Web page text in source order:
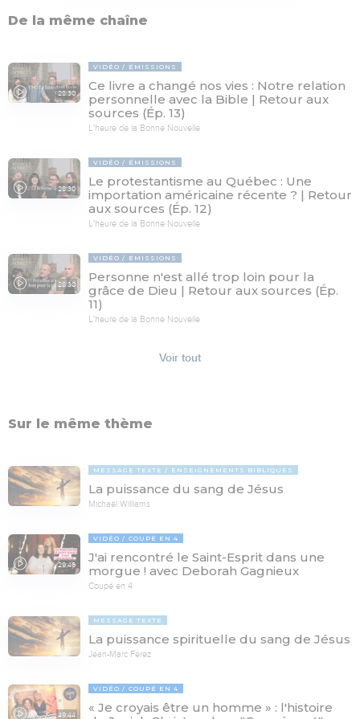
De la même chaîne
28:30
VIDÉO ÉMISSIONS
Ce livre a changé nos vies : Notre relation
personnelle avec la Bible | Retour aux
sources (Ép. 13)
L'heure de la Bonne Nouvelle
28:30
VIDÉO ÉMISSIONS
Le protestantisme au Québec : Une
importation américaine récente ? | Retour
aux sources (Ép. 12)
L'heure de la Bonne Nouvelle
28:30
VIDÉO ÉMISSIONS
Personne n'est allé trop loin pour la
grâce de Dieu | Retour aux sources (Ép.
11)
L'heure de la Bonne Nouvelle
Voir tout
Sur le même thème
MESSAGE TEXTE ENSEIGNEMENTS BIBLIQUES
La puissance du sang de Jésus
Michaël Williams
29:46
VIDÉO COUPÉ EN 4
J'ai rencontré le Saint-Esprit dans une
morgue ! avec Deborah Gagnieux
Coupé en 4
MESSAGE TEXTE
La puissance spirituelle du sang de Jésus
Jean-Marc Ferez
49:44
VIDÉO COUPÉ EN 4
« Je croyais être un homme » : l'histoire